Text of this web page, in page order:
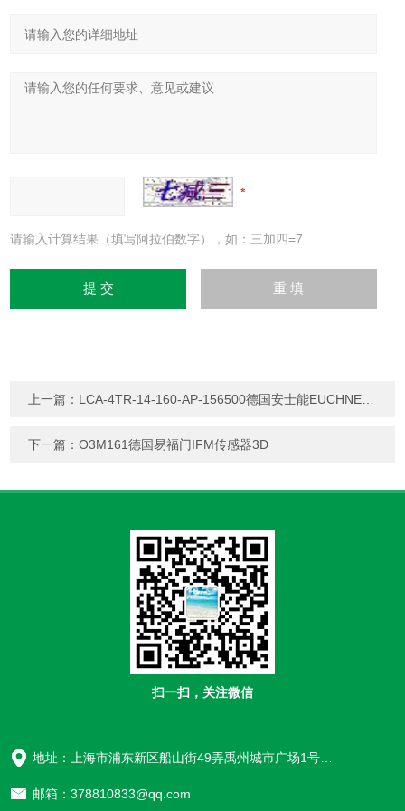
请输入计算结果（填写阿拉伯数字），如：三加四=7
上一篇： LCA-4TR-14-160-AP-156500德国安士能EUCHNER光幕
下一篇：O3M161德国易福门IFM传感器3D
扫一扫，关注微信
地址：上海市浦东新区船山街49弄禹州城市广场1号楼906
邮箱：378810833@qq.com